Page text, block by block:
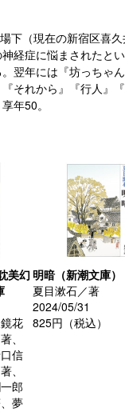
下（現在の新宿区喜
経症に悩まされたと
翌年には『坊っちゃ
それから』『行人』
年50。
美幻
花
、
信
、
郎
夢
明暗（新潮文庫）
夏目漱石／著
2024/05/31
825円（税込）